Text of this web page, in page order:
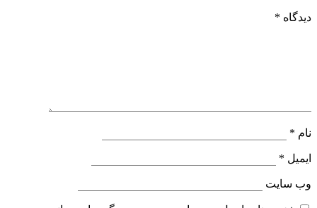
دیدگاه *
نام *
ایمیل *
وب‌ سایت